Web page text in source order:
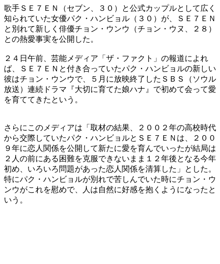
歌手ＳＥ７ＥＮ（セブン、３０）と公式カップルとして広く
知られていた女優パク・ハンビョル（３０）が、ＳＥ７ＥＮ
と別れて新しく俳優チョン・ウンウ（チョン・ウヌ、２８）
との熱愛事実を公開した。
２４日午前、芸能メディア「ザ・ファクト」の報道によれ
ば、ＳＥ７ＥＮと付き合っていたパク・ハンビョルの新しい
彼はチョン・ウンウで、５月に放映終了したＳＢＳ（ソウル
放送）連続ドラマ『大切に育てた娘ハナ』で初めて会って愛
を育ててきたという。
さらにこのメディアは「取材の結果、２００２年の高校時代
から交際していたパク・ハンビョルとＳＥ７ＥＮは、２００
９年に恋人関係を公開して新たに愛を育んでいったが結局は
２人の前にある困難を克服できないまま１２年後となる今年
初め、いろいろ問題があった恋人関係を清算した」とした。
特にパク・ハンビョルが別れで苦しんでいた時にチョン・ウ
ンウがこれを慰めで、人は自然に好感を抱くようになったと
いう。